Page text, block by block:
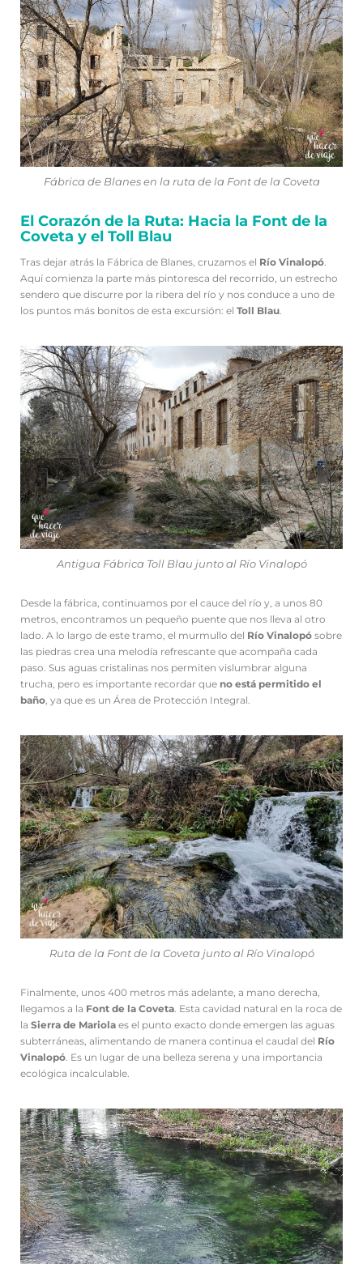
Fábrica de Blanes en la ruta de la Font de la Coveta
El Corazón de la Ruta: Hacia la Font de la
Coveta y el Toll Blau
Tras dejar atrás la Fábrica de Blanes, cruzamos el Río Vinalopó
Aquí comienza la parte más pintoresca del recorrido, un estrecho
sendero que discurre por la ribera del río y nos conduce a uno de
los puntos más bonitos de esta excursión: el Toll Blau
Antigua Fábrica Toll Blau junto al Río Vinalopó
Desde la fábrica, continuamos por el cauce del río y, a unos 80
metros, encontramos un pequeño puente que nos lleva al otro
lado. A lo largo de este tramo, el murmullo del Río Vinalopó sobre
las piedras crea una melodía refrescante que acompaña cada
paso. Sus aguas cristalinas nos permiten vislumbrar alguna
trucha, pero es importante recordar que no está permitido el
baño , ya que es un Área de Protección Integral.
Ruta de la Font de la Coveta junto al Río Vinalopó
Finalmente, unos 400 metros más adelante, a mano derecha,
llegamos a la Font de la Coveta . Esta cavidad natural en la roca de
la Sierra de Mariola es el punto exacto donde emergen las aguas
subterráneas, alimentando de manera continua el caudal del Río
Vinalopó . Es un lugar de una belleza serena y una importancia
ecológica incalculable.